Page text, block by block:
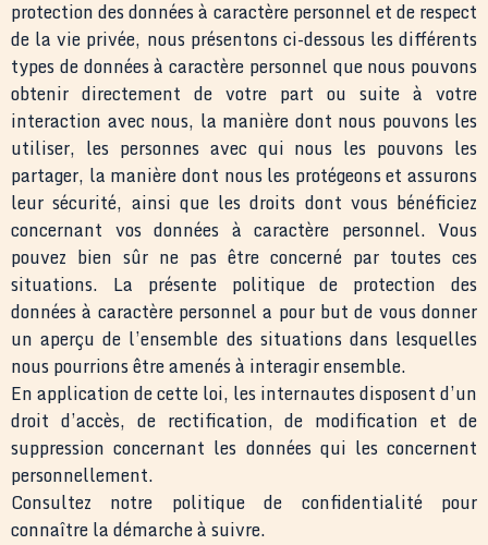
protection des données à caractère personnel et de respect
de la vie privée, nous présentons ci-dessous les différents
types de données à caractère personnel que nous pouvons
obtenir directement de votre part ou suite à votre
interaction avec nous, la manière dont nous pouvons les
utiliser, les personnes avec qui nous les pouvons les
partager, la manière dont nous les protégeons et assurons
leur sécurité, ainsi que les droits dont vous bénéficiez
concernant vos données à caractère personnel. Vous
pouvez bien sûr ne pas être concerné par toutes ces
situations. La présente politique de protection des
données à caractère personnel a pour but de vous donner
un aperçu de l’ensemble des situations dans lesquelles
nous pourrions être amenés à interagir ensemble.
En application de cette loi, les internautes disposent d’un
droit d’accès, de rectification, de modification et de
suppression concernant les données qui les concernent
personnellement.
Consultez notre politique de confidentialité pour
connaître la démarche à suivre.